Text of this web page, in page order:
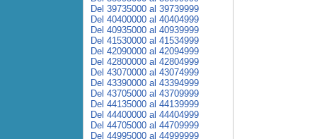
Del 39735000 al 39739999
Del 40400000 al 40404999
Del 40935000 al 40939999
Del 41530000 al 41534999
Del 42090000 al 42094999
Del 42800000 al 42804999
Del 43070000 al 43074999
Del 43390000 al 43394999
Del 43705000 al 43709999
Del 44135000 al 44139999
Del 44400000 al 44404999
Del 44705000 al 44709999
Del 44995000 al 44999999